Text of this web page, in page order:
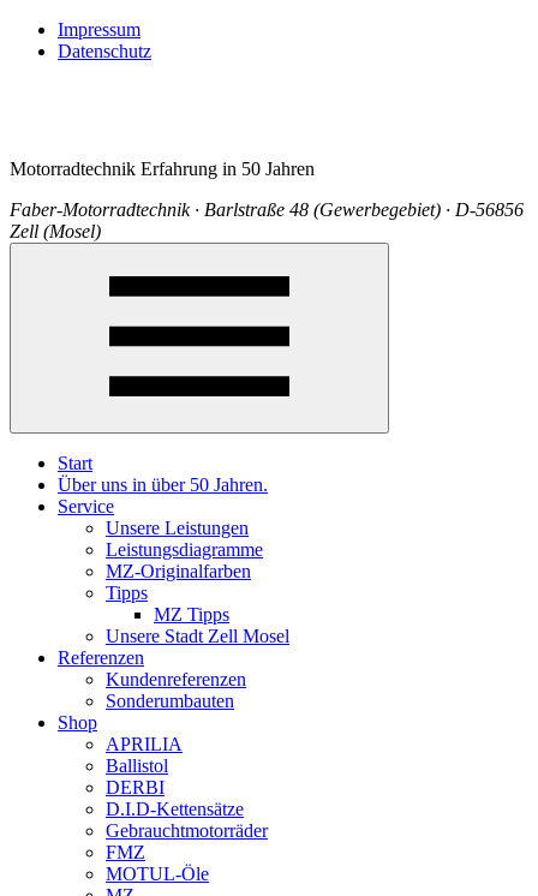
Impressum
Datenschutz
Motorradtechnik Erfahrung in 50 Jahren
Faber-Motorradtechnik · Barlstraße 48 (Gewerbegebiet) · D-56856
Zell (Mosel)
Start
Über uns in über 50 Jahren.
Service
Unsere Leistungen
Leistungsdiagramme
MZ-Originalfarben
Tipps
MZ Tipps
Unsere Stadt Zell Mosel
Referenzen
Kundenreferenzen
Sonderumbauten
Shop
APRILIA
Ballistol
DERBI
D.I.D-Kettensätze
Gebrauchtmotorräder
FMZ
MOTUL-Öle